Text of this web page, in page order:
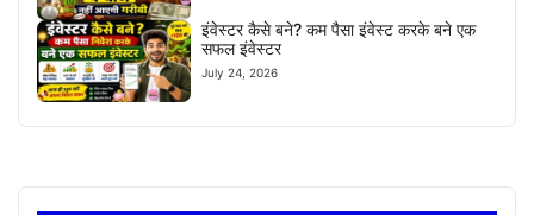
इंवेस्टर कैसे बने? कम पैसा इंवेस्ट करके बने एक
सफल इंवेस्टर
July 24, 2026